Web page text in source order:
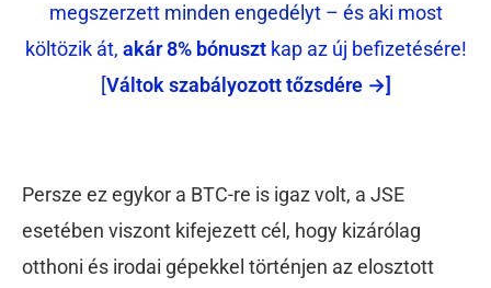
megszerzett minden engedélyt – és aki most
költözik át, akár 8% bónusztkap az új befizetésére!
[Váltok szabályozott tőzsdére →]
Persze ez egykor a BTC-re is igaz volt, a JSE
esetében viszont kifejezett cél, hogy kizárólag
otthoni és irodai gépekkel történjen az elosztott